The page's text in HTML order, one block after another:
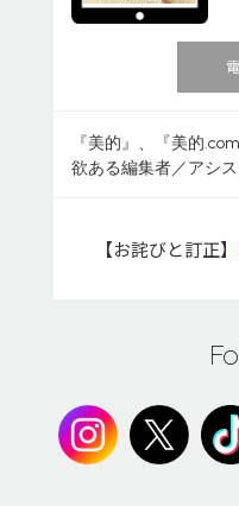
『美的』、『美的
欲ある編集者／アシ
【お詫びと訂正】